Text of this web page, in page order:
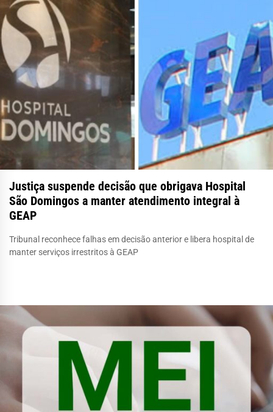
Justiça suspende decisão que obrigava Hospital
São Domingos a manter atendimento integral à
GEAP
Tribunal reconhece falhas em decisão anterior e libera hospital de
manter serviços irrestritos à GEAP